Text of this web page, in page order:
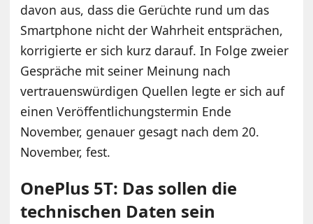
davon aus, dass die Gerüchte rund um das
Smartphone nicht der Wahrheit entsprächen,
korrigierte er sich kurz darauf. In Folge zweier
Gespräche mit seiner Meinung nach
vertrauenswürdigen Quellen legte er sich auf
einen Veröffentlichungstermin Ende
November, genauer gesagt nach dem 20.
November, fest.
OnePlus 5T: Das sollen die
technischen Daten sein